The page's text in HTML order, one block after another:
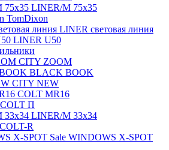
LINER/M 75х35
TomDixon
LINER световая линия
LINER U50
CITY ZOOM
BLACK BOOK
CITY NEW
COLT MR16
COLT П
LINER/М 33х34
COLT-R
WINDOWS X-SPOT